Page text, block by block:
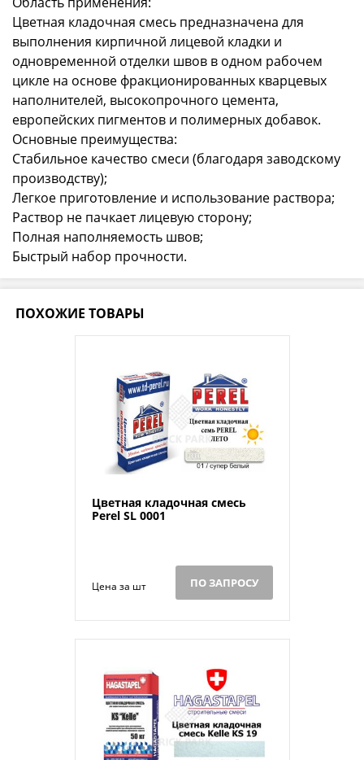
Цветная кладочная смесь предназначена для
выполнения кирпичной лицевой кладки и
одновременной отделки швов в одном рабочем
цикле на основе фракционированных кварцевых
наполнителей, высокопрочного цемента,
европейских пигментов и полимерных добавок.
Основные преимущества:
Стабильное качество смеси (благодаря заводскому
производству);
Легкое приготовление и использование раствора;
Раствор не пачкает лицевую сторону;
Полная наполняемость швов;
Быстрый набор прочности.
ПОХОЖИЕ ТОВАРЫ
Цветная кладочная смесь
Perel SL 0001
Цена за шт ПО ЗАПРОСУ